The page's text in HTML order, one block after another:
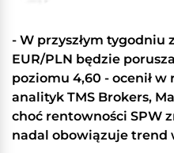
- W przyszłym tygodniu
EUR/PLN będzie
poziomu 4,60 - ocenił w
analityk TMS Brokers,
choć rentowności SPW
nadal obowiązuje trend